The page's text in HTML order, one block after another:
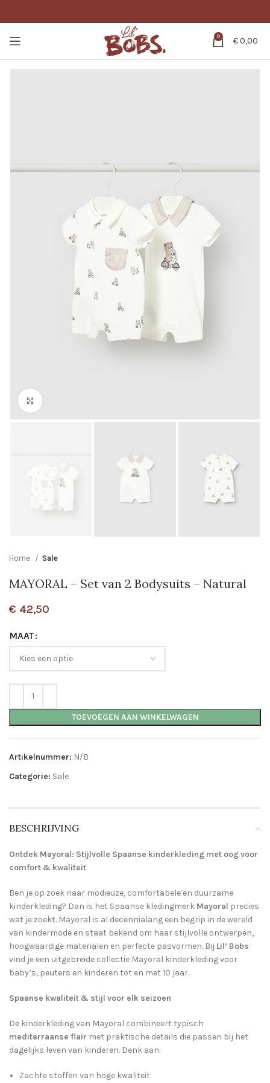
0 €0,00
Home Sale
MAYORAL – Set van 2 Bodysuits – Natural
€ 42,50
MAAT
TOEVOEGEN AAN WINKELWAGEN
Artikelnummer: N/B
Categorie: Sale
BESCHRIJVING
Ontdek Mayoral: Stijlvolle Spaanse kinderkleding met oog voor
comfort & kwaliteit
Ben je op zoek naar modieuze, comfortabele en duurzame
kinderkleding? Dan is het Spaanse kledingmerk Mayoral precies
wat je zoekt. Mayoral is al decennialang een begrip in de wereld
van kindermode en staat bekend om haar stijlvolle ontwerpen,
hoogwaardige materialen en perfecte pasvormen. Bij Lil’ Bobs
vind je een uitgebreide collectie Mayoral kinderkleding voor
baby’s, peuters en kinderen tot en met 10 jaar.
Spaanse kwaliteit & stijl voor elk seizoen
De kinderkleding van Mayoral combineert typisch
mediterraanse flair met praktische details die passen bij het
dagelijks leven van kinderen. Denk aan:
Zachte stoffen van hoge kwaliteit